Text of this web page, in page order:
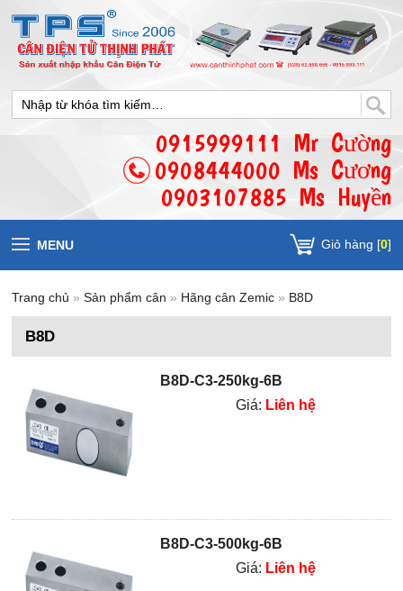
0915999111 Mr Cường
0908444000 Ms Cương
0903107885 Ms Huyền
MENU Giỏ hàng [0]
Trang chủ »Sản phẩm cân » Hãng cân Zemic » B8D
B8D
B8D-C3-250kg-6B
Giá: Liên hệ
B8D-C3-500kg-6B
Giá: Liên hệ